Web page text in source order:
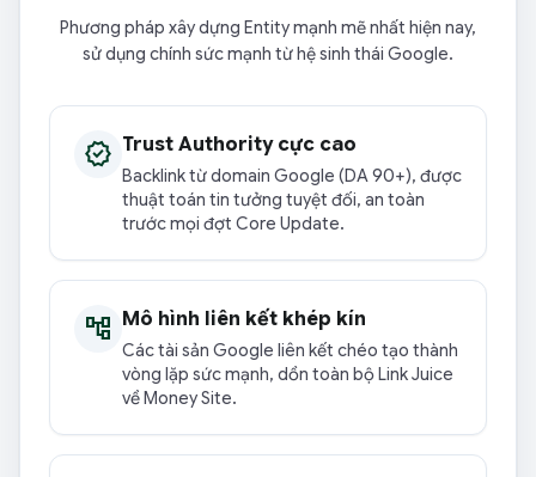
Phương pháp xây dựng Entity mạnh mẽ nhất hiện nay,
sử dụng chính sức mạnh từ hệ sinh thái Google.
verified Trust Authority cực cao
Backlink từ domain Google (DA 90+), được
thuật toán tin tưởng tuyệt đối, an toàn
trước mọi đợt Core Update.
account_tree Mô hình liên kết khép kín
Các tài sản Google liên kết chéo tạo thành
vòng lặp sức mạnh, dồn toàn bộ Link Juice
về Money Site.